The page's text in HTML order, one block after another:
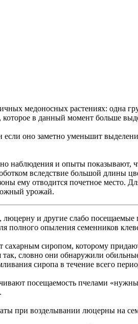
медоносных растениях: одна
в данный момент больше
оно заметно уменьшит
наблюдения и опыты показывают,
вследствие большой
ему отводится почетное
урожай.
люцерну и другие слабо
полного опыления семенников
сиропом, которому
так, словно они обнаружили
сиропа в течение всего
посещаемость пчелами
при возделывании люцерны на